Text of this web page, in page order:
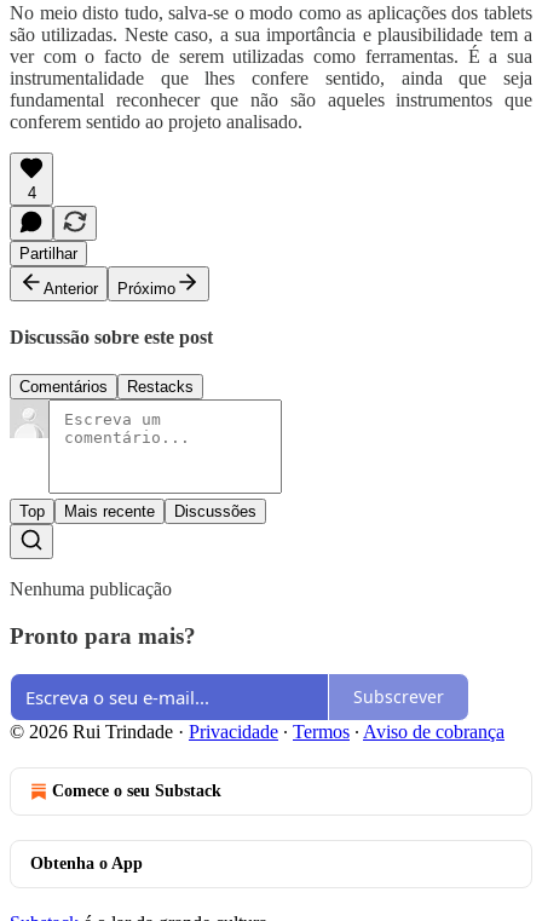
No meio disto tudo, salva-se o modo como as aplicações dos tablets
são utilizadas. Neste caso, a sua importância e plausibilidade tem a
ver com o facto de serem utilizadas como ferramentas. É a sua
instrumentalidade que lhes confere sentido, ainda que seja
fundamental reconhecer que não são aqueles instrumentos que
conferem sentido ao projeto analisado.
4
Partilhar
Anterior
Próximo
Discussão sobre este post
Comentários Restacks
Top Mais recente Discussões
Nenhuma publicação
Pronto para mais?
Subscrever
© 2026 Rui Trindade · Privacidade ∙ Termos ∙ Aviso de cobrança
Comece o seu Substack
Obtenha o App